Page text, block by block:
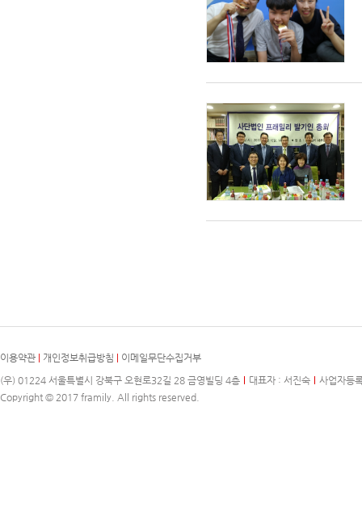
이용약관 개인정보취급방침
이메일무단수집거부
(우) 01224 서울특별시 강북구 오현로32길 28 금영빌딩 4층
대표자 : 서진숙
사업자등
Copyright © 2017 framily. All rights reserved.